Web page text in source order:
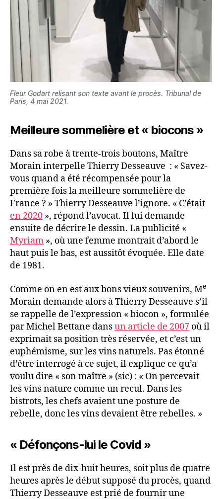
Fleur Godart relisant son texte avant le procès. Tribunal de
Paris, 4 mai 2021.
Meilleure sommelière et« biocons »
Dans sa robe à trente-trois boutons, Maître
Morain interpelle Thierry Desseauve : « Savez-
vous quand a été récompensée pour la
première fois la meilleure sommelière de
France ? » Thierry Desseauve l’ignore. « C’était
en 2020 », répond l’avocat. Il lui demande
ensuite de décrire le dessin. La publicité «
Myriam », où une femme montrait d’abord le
haut puis le bas, est aussitôt évoquée. Elle date
de 1981.
Comme on en est aux bons vieux souvenirs, Me
Morain demande alors à Thierry Desseauve s’il
se rappelle de l’expression « biocon », formulée
par Michel Bettane dansun article de 2007 où il
exprimait sa position très réservée, et c’est un
euphémisme, sur les vins naturels. Pas étonné
d’être interrogé à ce sujet, il explique ce qu’a
voulu dire « son maître » (sic) : « On percevait
les vins nature comme un recul. Dans les
bistrots, les chefs avaient une posture de
rebelle, donc les vins devaient être rebelles. »
« Défonçons-lui le Covid »
Il est près de dix-huit heures, soit plus de quatre
heures après le début supposé du procès, quand
Thierry Desseauve est prié de fournir une